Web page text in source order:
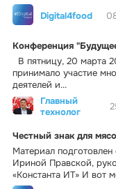
Digital4food
Конференция
В пятницу, 20 марта
принимало участие
деятелей и...
Главный
технолог
Честный знак для
Материал
Ириной Правской,
«Константа ИТ» И вот